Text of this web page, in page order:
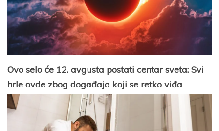
Ovo selo će 12. avgusta postati centar sveta: Svi
hrle ovde zbog događaja koji se retko viđa